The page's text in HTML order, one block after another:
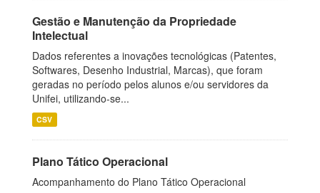
Gestão e Manutenção da Propriedade
Intelectual
Dados referentes a inovações tecnológicas (Patentes,
Softwares, Desenho Industrial, Marcas), que foram
geradas no período pelos alunos e/ou servidores da
Unifei, utilizando-se...
CSV
Plano Tático Operacional
Acompanhamento do Plano Tático Operacional